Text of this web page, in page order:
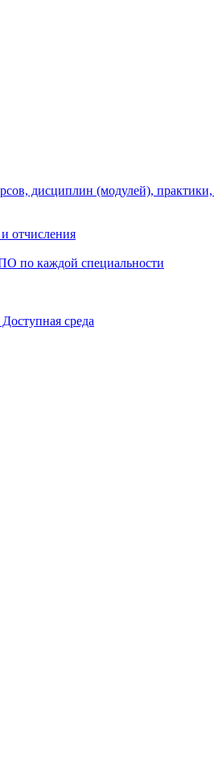
дисциплин (модулей),
отчисления
по каждой специальности
среда